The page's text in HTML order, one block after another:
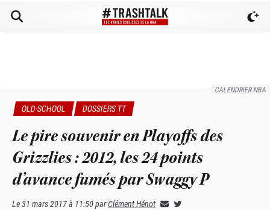
CALENDRIER NBA
OLD-SCHOOL DOSSIERS TT
Le pire souvenir en Playoffs des
Grizzlies : 2012, les 24 points
d’avance fumés par Swaggy P
Le31 mars 2017 à 11:50parClément Hénot